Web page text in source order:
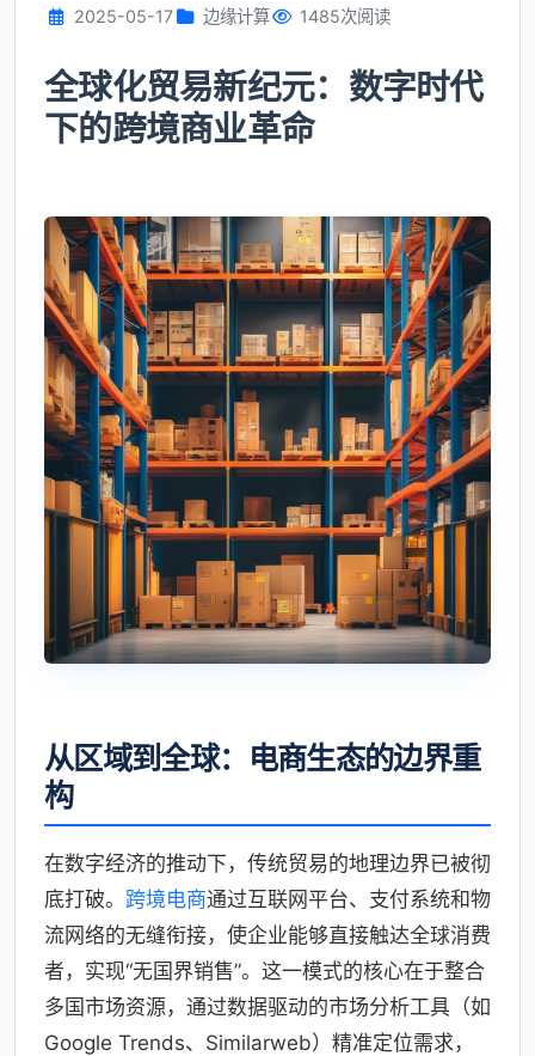
2025-05-17 边缘计算 1485次阅读
全球化贸易新纪元：数字时代
下的跨境商业革命
从区域到全球：电商生态的边界重
构
在数字经济的推动下，传统贸易的地理边界已被彻
底打破。 跨境电商通过互联网平台、支付系统和物
流网络的无缝衔接，使企业能够直接触达全球消费
者，实现“无国界销售”。这一模式的核心在于整合
多国市场资源，通过数据驱动的市场分析工具（如
Google Trends、Similarweb）精准定位需求，